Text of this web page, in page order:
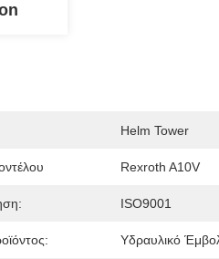
Helm Tower
Rexroth A10V
ISO9001
Υδραυλικό